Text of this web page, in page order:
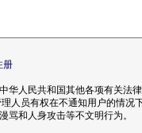
册
华人民共和国其他各项有关法
人员有权在不通知用户的情况
骂和人身攻击等不文明行为。